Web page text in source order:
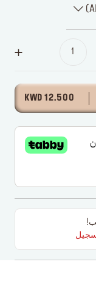
12.500 KWD